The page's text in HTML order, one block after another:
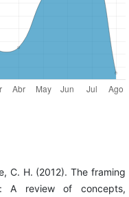
C. H. (2012). The framing
A review of concepts,